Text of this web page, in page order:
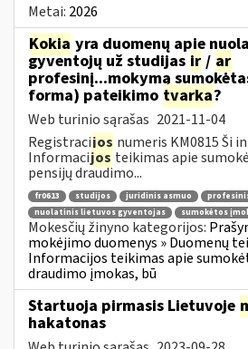
Metai: 2026
Kokia yra duomenų apie
gyventojų už studijas ir / ar
profesinį...mokymą
forma) pateikimo tvarka?
Web turinio sąrašas 2021-11-04
Registracijos numeris KM0815 Ši
Informacijosteikimas apie
pensijų draudimo...
fr0613 studijos juridinis asmuo
nuolatinis lietuvos gyventojas
sumokėtos
Mokesčių žinyno kategorijos:
mokėjimo duomenys » Duomenų
Informacijos teikimas apie
draudimo įmokas, bū
Startuoja pirmasis Lietuvoje
hakatonas